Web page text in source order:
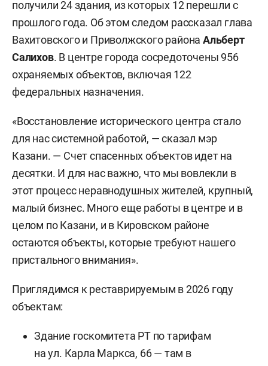
получили 24 здания, из которых 12 перешли с
прошлого года. Об этом следом рассказал глава
Вахитовского и Приволжского района Альберт
Салихов. В центре города сосредоточены 956
охраняемых объектов, включая 122
федеральных назначения.
«Восстановление исторического центра стало
для нас системной работой, — сказал мэр
Казани. — Счет спасенных объектов идет на
десятки. И для нас важно, что мы вовлекли в
этот процесс неравнодушных жителей, крупный,
малый бизнес. Много еще работы в центре и в
целом по Казани, и в Кировском районе
остаются объекты, которые требуют нашего
пристального внимания».
Приглядимся к реставрируемым в 2026 году
объектам:
Здание госкомитета РТ по тарифам
на ул. Карла Маркса, 66 — там в